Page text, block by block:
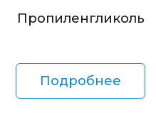
Пропиленгликоль
Подробнее